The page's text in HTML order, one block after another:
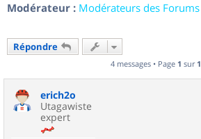
Modérateur : Modérateurs des Forums
Répondre
4 messages • Page 1 sur 1
erich2o
Utagawiste
expert